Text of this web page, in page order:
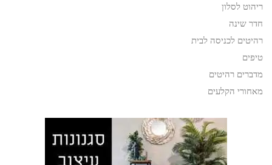
ריהוט לסלון
חדר שינה
רהיטים לכניסה לבית
טיפים
מדברים רהיטים
מאחורי הקלעים